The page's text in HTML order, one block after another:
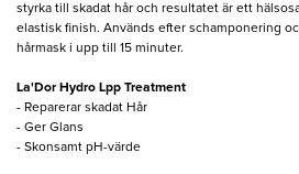
styrka till skadat hår och resultatet är ett
elastisk finish. Används efter schamponering
hårmask i upp till 15 minuter.
La'Dor Hydro Lpp Treatment
- Reparerar skadat Hår
- Ger Glans
- Skonsamt pH-värde